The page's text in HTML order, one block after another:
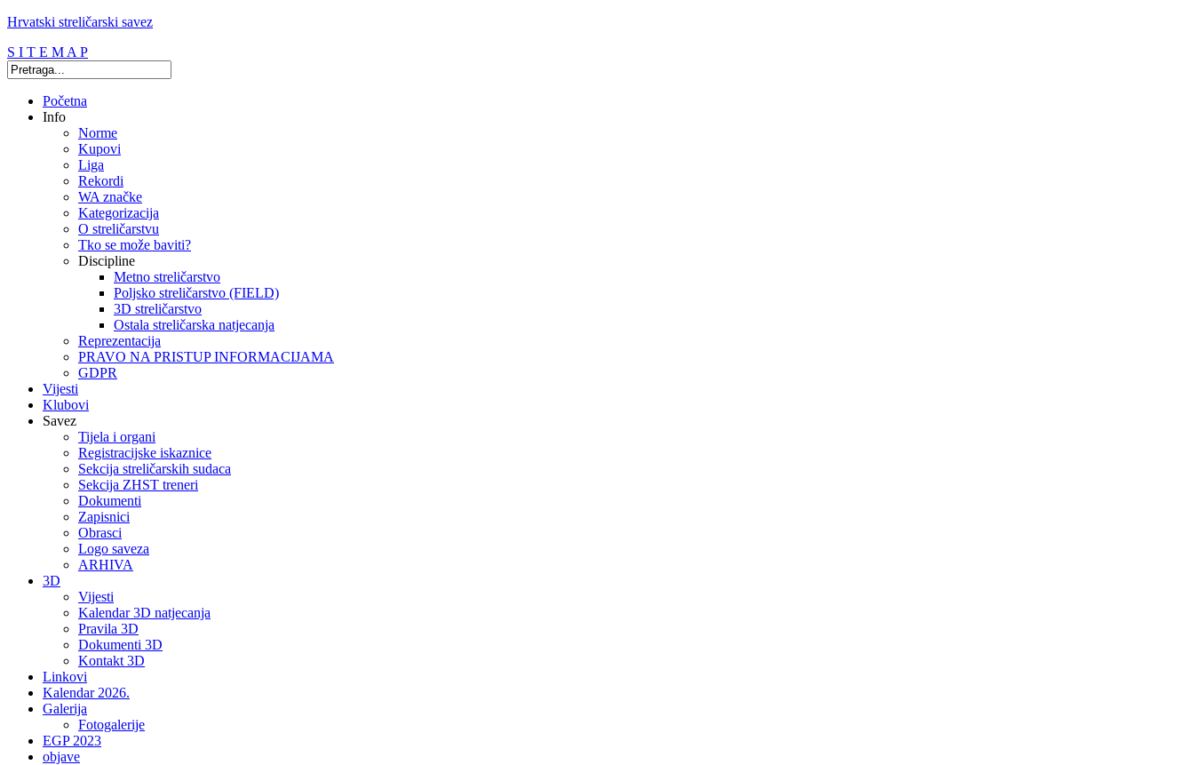
Hrvatski streličarski savez
S I T E M A P
Početna
Info
Norme
Kupovi
Liga
Rekordi
WA značke
Kategorizacija
O streličarstvu
Tko se može baviti?
Discipline
Metno streličarstvo
Poljsko streličarstvo (FIELD)
3D streličarstvo
Ostala streličarska natjecanja
Reprezentacija
PRAVO NA PRISTUP INFORMACIJAMA
GDPR
Vijesti
Klubovi
Savez
Tijela i organi
Registracijske iskaznice
Sekcija streličarskih sudaca
Sekcija ZHST treneri
Dokumenti
Zapisnici
Obrasci
Logo saveza
ARHIVA
3D
Vijesti
Kalendar 3D natjecanja
Pravila 3D
Dokumenti 3D
Kontakt 3D
Linkovi
Kalendar 2026.
Galerija
Fotogalerije
EGP 2023
objave